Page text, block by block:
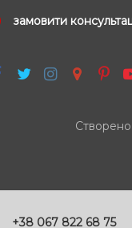
замовити
+38 067 822 68 75